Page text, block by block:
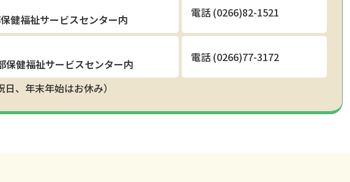
健福祉サービスセンター内
電話 (0266)82-1521
健福祉サービスセンター内
電話 (0266)77-3172
日、年末年始はお休み）